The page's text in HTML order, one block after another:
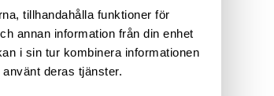
tillhandahålla funktioner för
annan information från din enhet
i sin tur kombinera informationen
deras tjänster.